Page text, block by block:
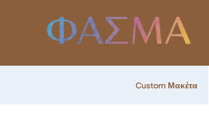
Custom Μακέτα